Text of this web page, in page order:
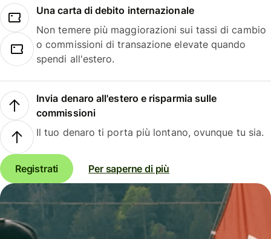
Una carta di debito internazionale
Non temere più maggiorazioni sui tassi di cambio
o commissioni di transazione elevate quando
spendi all'estero.
Invia denaro all'estero e risparmia sulle
commissioni
Il tuo denaro ti porta più lontano, ovunque tu sia.
Registrati Per saperne di più